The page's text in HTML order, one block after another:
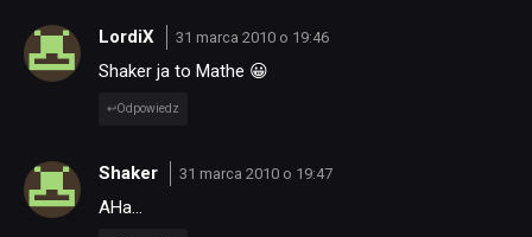
LordiX 31 marca 2010 o 19:46
Shaker ja to Mathe 😀
Odpowiedz
Shaker 31 marca 2010 o 19:47
AHa…